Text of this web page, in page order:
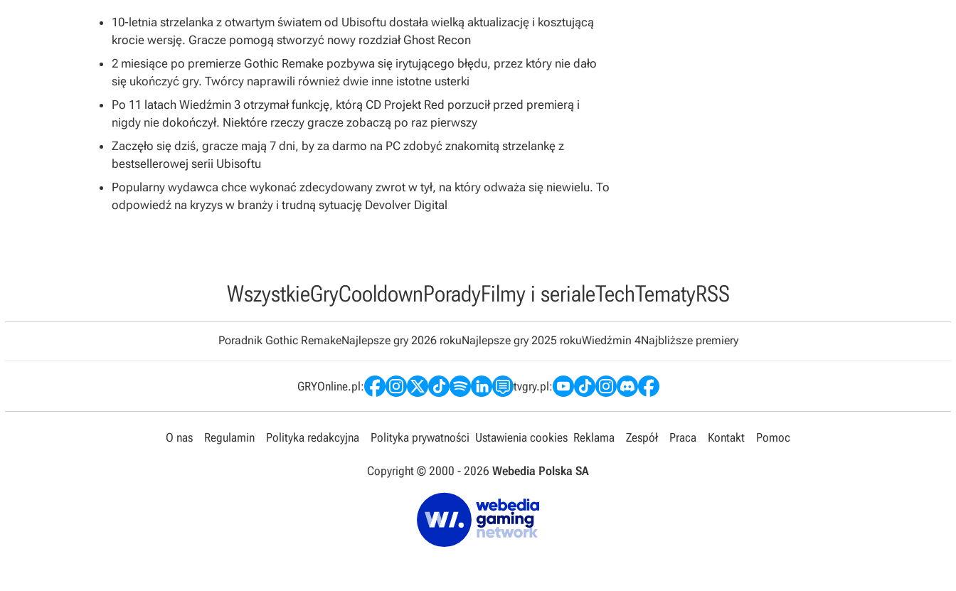
10-letnia strzelanka z otwartym światem od Ubisoftu dostała wielką aktualizację i kosztującą
krocie wersję. Gracze pomogą stworzyć nowy rozdział Ghost Recon
2 miesiące po premierze Gothic Remake pozbywa się irytującego błędu, przez który nie dało
się ukończyć gry. Twórcy naprawili również dwie inne istotne usterki
Po 11 latach Wiedźmin 3 otrzymał funkcję, którą CD Projekt Red porzucił przed premierą i
nigdy nie dokończył. Niektóre rzeczy gracze zobaczą po raz pierwszy
Zaczęło się dziś, gracze mają 7 dni, by za darmo na PC zdobyć znakomitą strzelankę z
bestsellerowej serii Ubisoftu
Popularny wydawca chce wykonać zdecydowany zwrot w tył, na który odważa się niewielu. To
odpowiedź na kryzys w branży i trudną sytuację Devolver Digital
WszystkieGryCooldownPoradyFilmy i serialeTechTematyRSS
Poradnik Gothic RemakeNajlepsze gry 2026 rokuNajlepsze gry 2025 rokuWiedźmin 4Najbliższe premiery
GRYOnline.pl: tvgry.pl:
O nas Regulamin Polityka redakcyjna Polityka prywatności Ustawienia cookies Reklama Zespół Praca Kontakt Pomoc
Copyright © 2000 - 2026 Webedia Polska SA